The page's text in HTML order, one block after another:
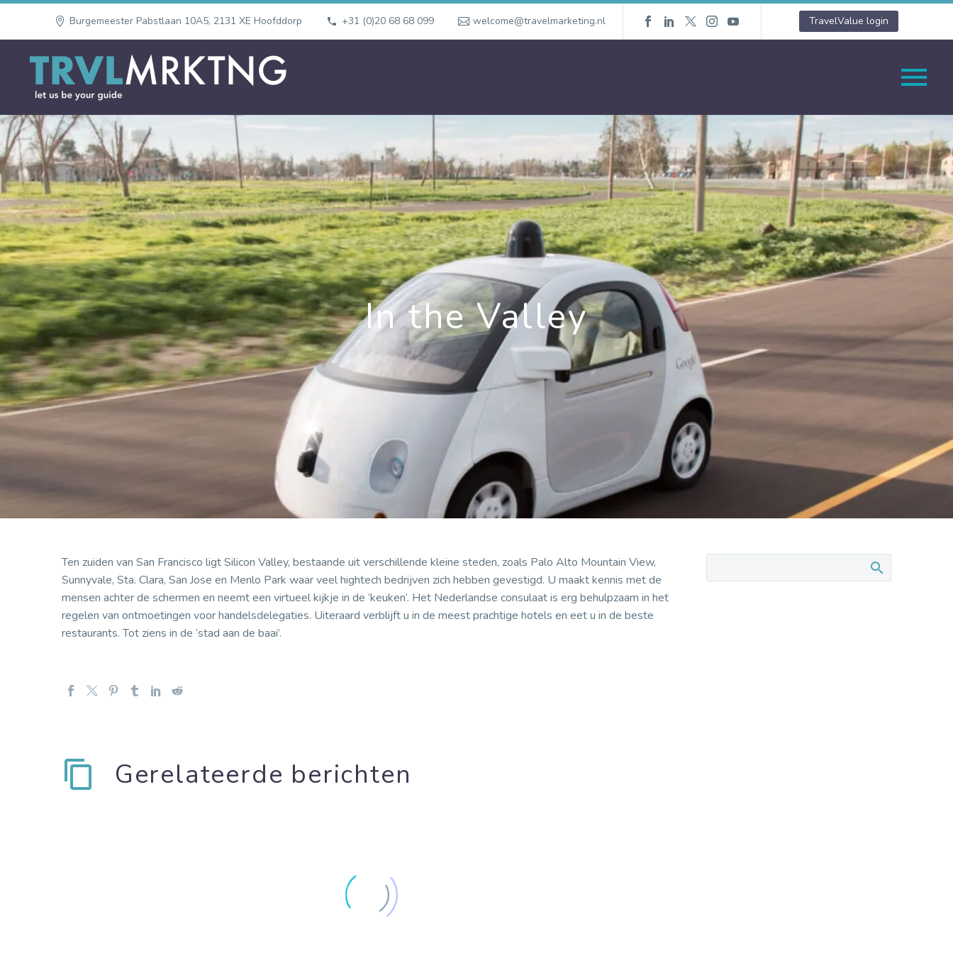
Burgemeester Pabstlaan 10A5, 2131 XE Hoofddorp +31 (0)20 68 68 099 welcome@travelmarketing.nl TravelValue login
In the Valley
Ten zuiden van San Francisco ligt Silicon Valley, bestaande uit verschillende kleine steden, zoals Palo Alto Mountain View,
Sunnyvale, Sta. Clara, San Jose en Menlo Park waar veel hightech bedrijven zich hebben gevestigd. U maakt kennis met de
mensen achter de schermen en neemt een virtueel kijkje in de ‘keuken’. Het Nederlandse consulaat is erg behulpzaam in het
regelen van ontmoetingen voor handelsdelegaties. Uiteraard verblijft u in de meest prachtige hotels en eet u in de beste
restaurants. Tot ziens in de ‘stad aan de baai’.
Gerelateerde berichten